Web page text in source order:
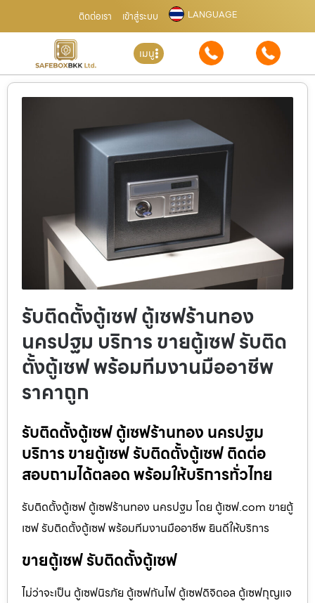
ติดต่อเรา เข้าสู่ระบบ LANGUAGE
เมนู
รับติดตั้งตู้เซฟ ตู้เซฟร้านทอง
นครปฐม บริการ ขายตู้เซฟ รับติด
ตั้งตู้เซฟ พร้อมทีมงานมืออาชีพ
ราคาถูก
รับติดตั้งตู้เซฟ ตู้เซฟร้านทอง นครปฐม
บริการ ขายตู้เซฟ รับติดตั้งตู้เซฟ ติดต่อ
สอบถามได้ตลอด พร้อมให้บริการทั่วไทย
รับติดตั้งตู้เซฟ ตู้เซฟร้านทอง นครปฐม โดย ตู้เซฟ.com ขายตู้
เซฟ รับติดตั้งตู้เซฟ พร้อมทีมงานมืออาชีพ ยินดีให้บริการ
ขายตู้เซฟ รับติดตั้งตู้เซฟ
ไม่ว่าจะเป็น ตู้เซฟนิรภัย ตู้เซฟกันไฟ ตู้เซฟดิจิตอล ตู้เซฟกุญแจ